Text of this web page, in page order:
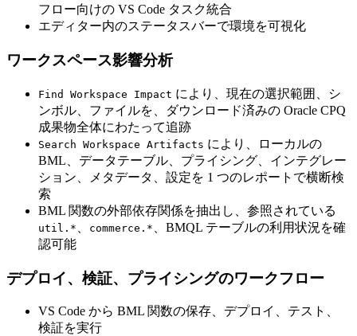
フロー向けの VS Code タスク統合
エディター内のステータスバーで環境を可視化
ワークスペース影響分析
Find Workspace Impact により、現在の選択範囲、シ
ンボル、ファイルを、ダウンロード済みの Oracle CPQ
成果物全体にわたって追跡
Search Workspace Artifacts により、ローカルの
BML、データテーブル、プライシング、インテグレー
ション、メタデータ、設定を 1 つのレポートで横断検
索
BML 関数の外部依存関係を抽出し、参照されている
util.* commerce.*
、BMQL テーブルの利用状況を確
認可能
デプロイ、検証、プライシングのワークフロー
VS Code から BML 関数の保存、デプロイ、テスト、
検証を実行